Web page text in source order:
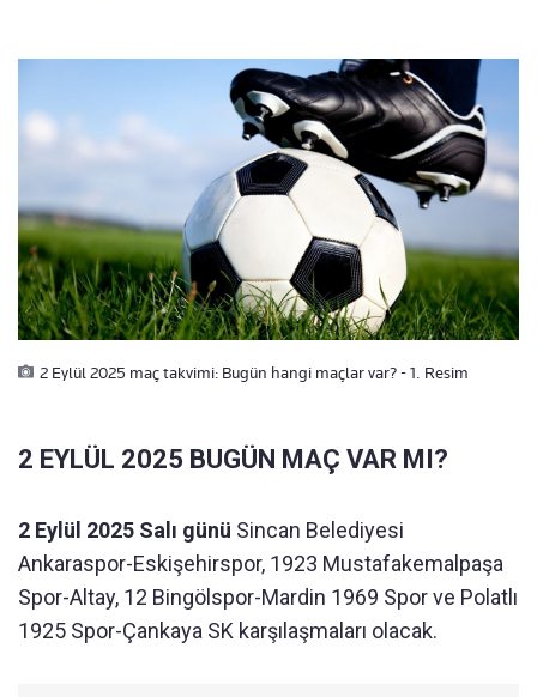
2 Eylül 2025 maç takvimi: Bugün hangi maçlar var? - 1. Resim
2 EYLÜL 2025 BUGÜN MAÇ VAR MI?
2 Eylül 2025 Salı günü Sincan Belediyesi
Ankaraspor-Eskişehirspor, 1923 Mustafakemalpaşa
Spor-Altay, 12 Bingölspor-Mardin 1969 Spor ve Polatlı
1925 Spor-Çankaya SK karşılaşmaları olacak.